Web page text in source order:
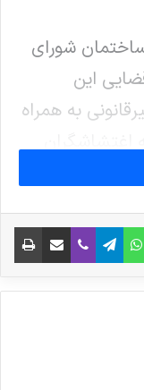
شورای
این
به همراه
استان
شکل گرفته
ایسنا
واتس آپ تلگراموایبر اشتراک گذاری از طریق ایمیل